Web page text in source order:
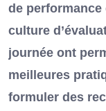
de performance
culture
journée ont
meilleures
formuler des